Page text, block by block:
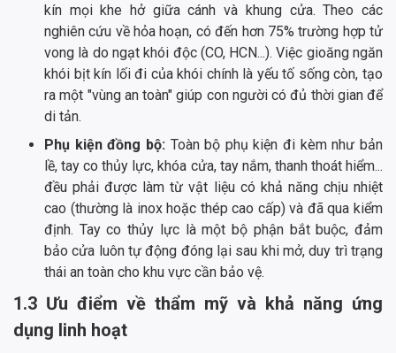
kín mọi khe hở giữa cánh và khung cửa. Theo các
nghiên cứu về hỏa hoạn, có đến hơn 75% trường hợp tử
vong là do ngạt khói độc (CO, HCN...). Việc gioăng ngăn
khói bịt kín lối đi của khói chính là yếu tố sống còn, tạo
ra một "vùng an toàn" giúp con người có đủ thời gian để
di tản.
Phụ kiện đồng bộ: Toàn bộ phụ kiện đi kèm như bản
lề, tay co thủy lực, khóa cửa, tay nắm, thanh thoát hiểm...
đều phải được làm từ vật liệu có khả năng chịu nhiệt
cao (thường là inox hoặc thép cao cấp) và đã qua kiểm
định. Tay co thủy lực là một bộ phận bắt buộc, đảm
bảo cửa luôn tự động đóng lại sau khi mở, duy trì trạng
thái an toàn cho khu vực cần bảo vệ.
1.3 Ưu điểm về thẩm mỹ và khả năng ứng
dụng linh hoạt